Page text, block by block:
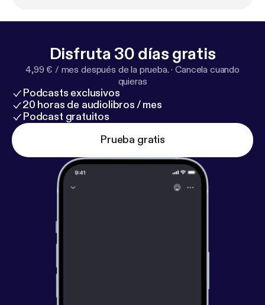
Disfruta 30 días gratis
4,99 € / mes después de la prueba. ·Cancela cuando
quieras
Podcasts exclusivos
20 horas de audiolibros / mes
Podcast gratuitos
Prueba gratis